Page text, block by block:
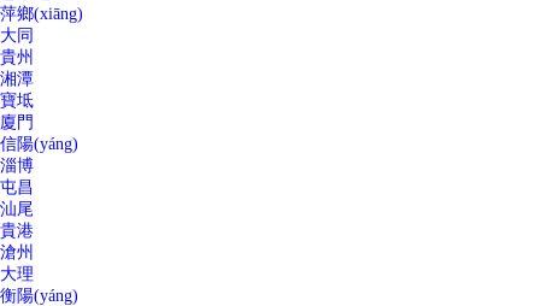
萍鄉(xiāng)
大同
貴州
湘潭
寶坻
廈門
信陽(yáng)
淄博
屯昌
汕尾
貴港
滄州
大理
衡陽(yáng)